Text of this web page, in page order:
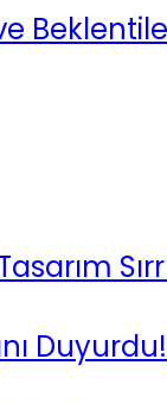
Duyurdu!